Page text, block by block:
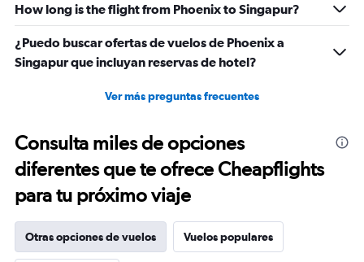
How long is the flight from Phoenix to Singapur?
¿Puedo buscar ofertas de vuelos de Phoenix a
Singapur que incluyan reservas de hotel?
Ver más preguntas frecuentes
Consulta miles de opciones
diferentes que te ofrece Cheapflights
para tu próximo viaje
Otras opciones de vuelos Vuelos populares